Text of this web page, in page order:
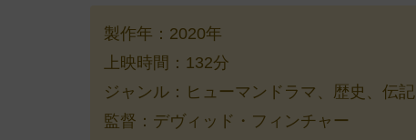
製作年：2020年
上映時間：132分
ジャンル：ヒューマンドラマ、歴史、伝記
監督：デヴィッド・フィンチャー